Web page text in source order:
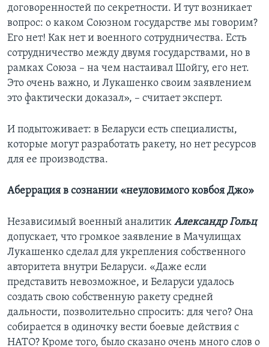
договоренностей по секретности. И тут возникает
вопрос: о каком Союзном государстве мы говорим?
Его нет! Как нет и военного сотрудничества. Есть
сотрудничество между двумя государствами, но в
рамках Союза – на чем настаивал Шойгу, его нет.
Это очень важно, и Лукашенко своим заявлением
это фактически доказал», – считает эксперт.
И подытоживает: в Беларуси есть специалисты,
которые могут разработать ракету, но нет ресурсов
для ее производства.
Аберрация в сознании «неуловимого ковбоя Джо»
Независимый военный аналитик Александр Гольц
допускает, что громкое заявление в Мачулищах
Лукашенко сделал для укрепления собственного
авторитета внутри Беларуси. «Даже если
представить невозможное, и Беларуси удалось
создать свою собственную ракету средней
дальности, позволительно спросить: для чего? Она
собирается в одиночку вести боевые действия с
НАТО? Кроме того, было сказано очень много слов о